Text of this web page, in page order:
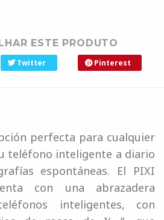
ESTE PRODUTO
Twitter Pinterest
perfecta para cualquier
teléfono inteligente a diario
espontáneas. El PIXI
con una abrazadera
inteligentes, con